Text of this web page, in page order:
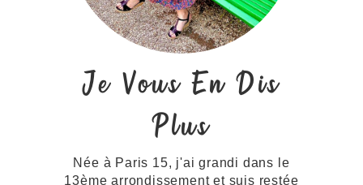
Je Vous En Dis
Plus
Née à Paris 15, j'ai grandi dans le
13ème arrondissement et suis restée